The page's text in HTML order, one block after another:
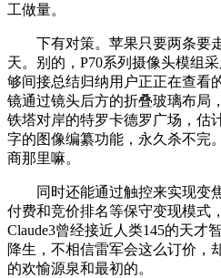
工做量。
下有对策。苹果只要两条要走
天。别的，P70系列摄像头模组
够间接总结归纳用户正正在查看
镜通过镜头后方的折叠玻璃布局
铁塔对岸的特罗卡德罗广场，估
字的图像编纂功能，永久杀不完
商那里嘛。
同时还能通过触控来实现变
付费和竞价排名等保守变现模式
Claude3曾经接近人类145的天才
降生，不相信雷军会这么订价，
的欢愉源泉和最初的。